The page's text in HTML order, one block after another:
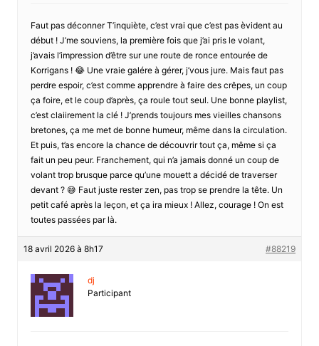
Faut pas déconner T’inquiète, c’est vrai que c’est pas èvident au
début ! J’me souviens, la première fois que j’ai pris le volant,
j’avais l’impression d’être sur une route de ronce entourée de
Korrigans ! 😂 Une vraie galére à gérer, j’vous jure. Mais faut pas
perdre espoir, c’est comme apprendre à faire des crêpes, un coup
ça foire, et le coup d’après, ça roule tout seul. Une bonne playlist,
c’est claiirement la clé ! J’prends toujours mes vieilles chansons
bretones, ça me met de bonne humeur, même dans la circulation.
Et puis, t’as encore la chance de découvrir tout ça, même si ça
fait un peu peur. Franchement, qui n’a jamais donné un coup de
volant trop brusque parce qu’une mouett a décidé de traverser
devant ? 😅 Faut juste rester zen, pas trop se prendre la tête. Un
petit café après la leçon, et ça ira mieux ! Allez, courage ! On est
toutes passées par là.
18 avril 2026 à 8h17 #88219
dj
Participant